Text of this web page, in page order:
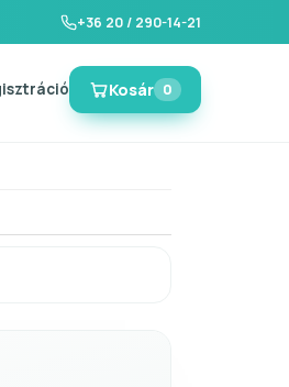
+36 20 / 290-14-21
Kosár 0